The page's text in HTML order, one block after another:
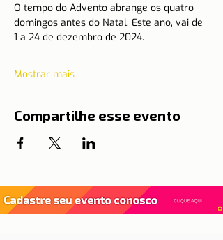
O tempo do Advento abrange os quatro
domingos antes do Natal. Este ano, vai de
1 a 24 de dezembro de 2024.
Mostrar mais
Compartilhe esse evento